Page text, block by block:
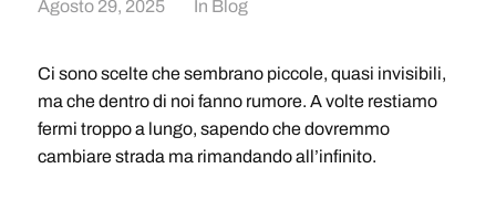
Agosto 29, 2025 In Blog
Ci sono scelte che sembrano piccole, quasi invisibili,
ma che dentro di noi fanno rumore. A volte restiamo
fermi troppo a lungo, sapendo che dovremmo
cambiare strada ma rimandando all’infinito.